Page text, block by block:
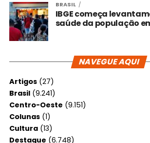
BRASIL
IBGE começa
saúde da população
NAVEGUE AQUI
Artigos(27)
Brasil(9.241)
Centro-Oeste (9.151)
Colunas(1)
Cultura(13)
Destaque (6.748)